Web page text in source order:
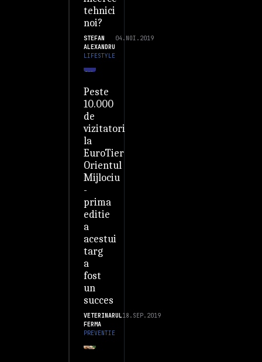
tehnici
noi?
STEFAN
ALEXANDRU
04.NOI.2019
LIFESTYLE
Peste
10.000
de
vizitatori
la
EuroTier
Orientul
Mijlociu
-
prima
editie
a
acestui
targ
a
fost
un
succes
VETERINARUL
FERMA
18.SEP.2019
PREVENTIE